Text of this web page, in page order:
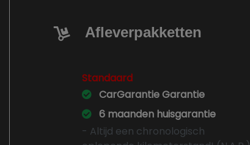
Afleverpakketten
Standaard
CarGarantie Garantie
6 maanden huisgarantie
- Altijd een chronologisch